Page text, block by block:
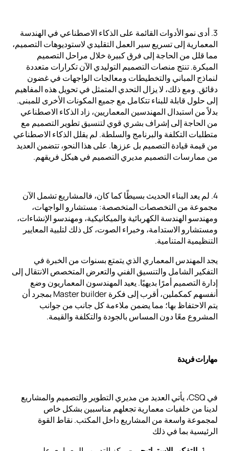
3. أدى نمو الأدوات القائمة على الذكاء الاصطناعي في الهندسة
المعمارية إلى تسريع سير العمل التقليدي لاستوديوهات التصميم،
مما قلل من الحاجة إلى فرق كبيرة خلال مراحل التصميم
المبكرة. تنتج منصات التصميم التوليدي الآن تكرارات متعددة
لنماذج المباني والتخطيطات ومعالجات الواجهات في غضون
دقائق. ومع ذلك، لا يزال التحدي المتمثل في تحويل هذه المفاهيم
إلى حلول قابلة للبناء تتكامل مع جميع المكونات الأخرى للمبنى.
بدلاً من استبدال المهندسين المعماريين، زاد الذكاء الاصطناعي
من الحاجة إلى إشراف بشري قوي لتنسيق تطوير التصميم مع
متطلبات التكلفة والبرنامج والسلطة. لم يقلل الذكاء الاصطناعي
من قيمة قيادة التصميم بل عززها. على هذا النحو، تتضمن العديد
من ممارسات التصميم مديري التصميم في هيكل فريقهم.
4. لم يعد البناء الحديث بسيطًا كما كان، فالمشاريع تشمل الآن
مجموعة من التخصصات المتخصصة: مستشارو الواجهات،
ومهندسو الهندسة الكهربائية والميكانيكية، ومهندسو الإنشاءات،
ومستشارو الاستدامة، وخبراء الصوت، كل ذلك لتلبية المعايير
التنظيمية المتنامية.
يجد المهندس المعماري الذي يتمتع بسنوات من الخبرة في
التفكير الشامل والتنسيق الفني والتعرض المتخصص الانتقال إلى
إدارة التصميم أمرًا بديهيًا. يعيد المهندسون المعماريون وضع
أنفسهم كمكملين، أقرب إلى فكرة Master builder بمجرد أن
يتم الاحتفاظ بها؛ مما يضمن ملاءمة كل جانب من جوانب
المشروع معًا دون المساس بالجودة والتكلفة والقيمة.
مهارات فريدة
في CSQ، يأتي العديد من مديري التطوير والتصميم والمشاريع
لدينا من خلفيات معمارية تجعلهم مناسبين بشكل خاص
لمجموعة واسعة من المشاريع داخل المكتب. نقاط القوة
الرئيسية بما في ذلك